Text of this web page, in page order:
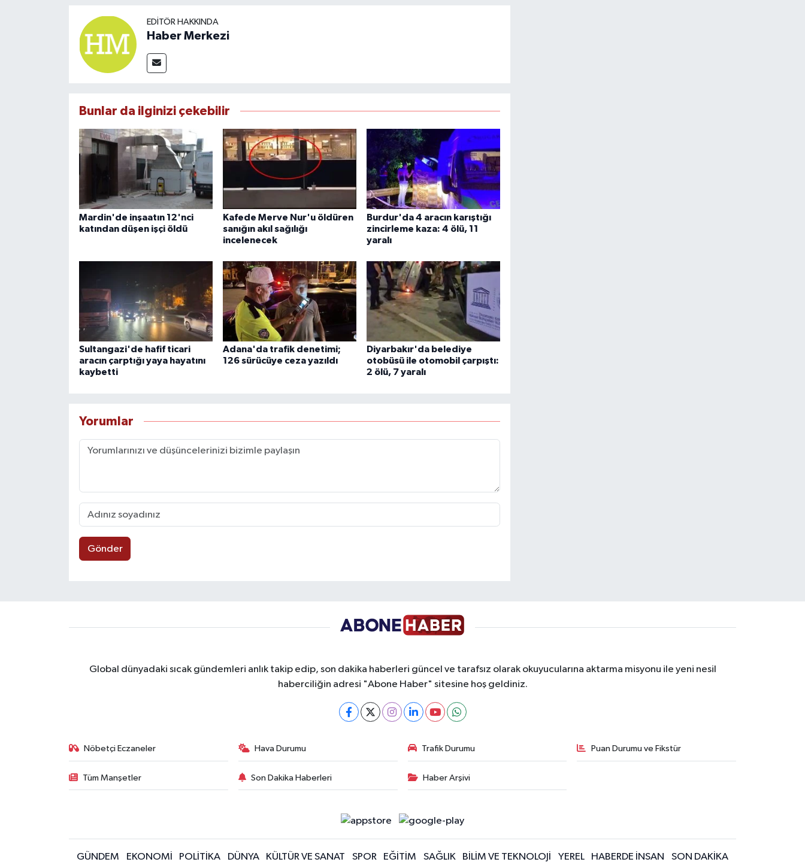
EDITÖR HAKKINDA
Haber Merkezi
Bunlar da ilginizi çekebilir
Mardin'de inşaatın 12'nci
katından düşen işçi öldü
Kafede Merve Nur'u öldüren
sanığın akıl sağılığı
incelenecek
Burdur'da 4 aracın karıştığı
zincirleme kaza: 4 ölü, 11
yaralı
Sultangazi'de hafif ticari
aracın çarptığı yaya hayatını
kaybetti
Adana'da trafik denetimi;
126 sürücüye ceza yazıldı
Diyarbakır'da belediye
otobüsü ile otomobil çarpıştı:
2 ölü, 7 yaralı
Yorumlar
Gönder
Global dünyadaki sıcak gündemleri anlık takip edip, son dakika haberleri güncel ve tarafsız olarak okuyucularına aktarma misyonu ile yeni nesil
haberciliğin adresi "Abone Haber" sitesine hoş geldiniz.
Nöbetçi Eczaneler Hava Durumu Trafik Durumu Puan Durumu ve Fikstür
Tüm Manşetler Son Dakika Haberleri Haber Arşivi
GÜNDEM EKONOMİ POLİTİKA DÜNYA KÜLTÜR VE SANAT SPOR EĞİTİM SAĞLIK BİLİM VE TEKNOLOJİ YEREL HABERDE İNSAN SON DAKİKA